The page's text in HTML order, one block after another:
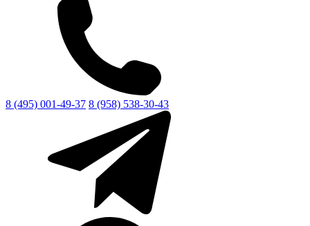
8 (495) 001-49-37 8 (958) 538-30-43